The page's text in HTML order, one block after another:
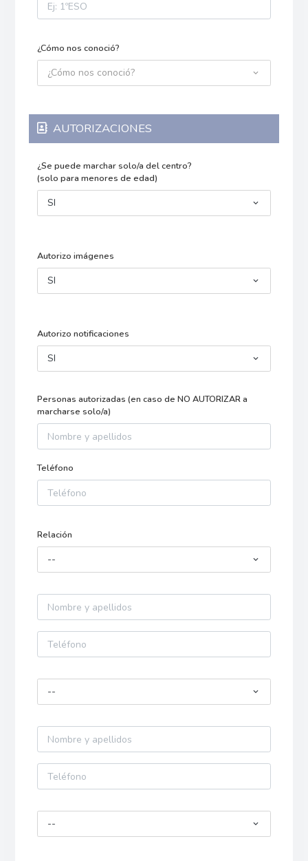
¿Cómo nos conoció?
¿Cómo nos conoció?
AUTORIZACIONES
¿Se puede marchar solo/a del centro?
(solo para menores de edad)
SI
Autorizo imágenes
SI
Autorizo notificaciones
SI
Personas autorizadas (en caso de NO AUTORIZAR a
marcharse solo/a)
Teléfono
Relación
--
--
--